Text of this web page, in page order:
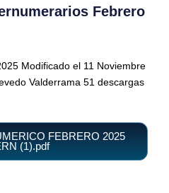
Febrero
Modificado el 11 Noviembre
Valderrama 51 descargas
FEBRERO 2025
(1).pdf